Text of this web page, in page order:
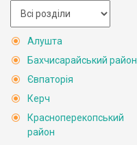
Алушта
Бахчисарайський район
Євпаторія
Керч
Красноперекопський
район